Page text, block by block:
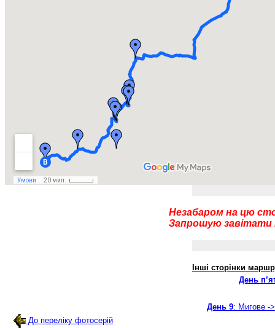
Незабаром на цю
Запрошую завітати
Інші сторінки
День
День 9: Мигове -
До переліку фотосерій